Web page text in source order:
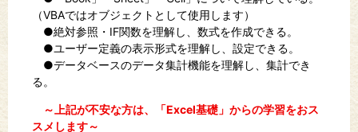
（VBAではオブジェクトとして使用します）
●絶対参照・IF関数を理解し、数式を作成できる。
●ユーザー定義の表示形式を理解し、設定できる。
●データベースのデータ集計機能を理解し、集計でき
る。
～上記が不安な方は、「Excel基礎」からの学習をおス
スメします～